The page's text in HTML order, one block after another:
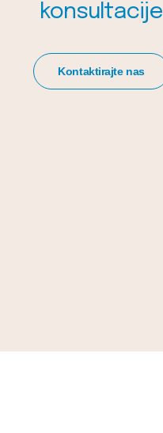
konsultacije
Kontaktirajte nas